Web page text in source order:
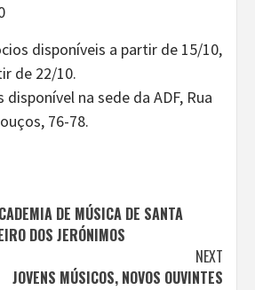
disponíveis a partir de 15/10,
de 22/10.
na sede da ADF, Rua
76-78.
DE MÚSICA DE SANTA
DOS JERÓNIMOS
NEXT
JOVENS MÚSICOS, NOVOS OUVINTES